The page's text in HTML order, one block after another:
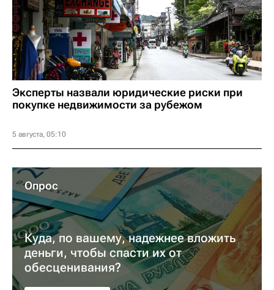
Эксперты назвали юридические риски при
покупке недвижимости за рубежом
5 августа, 05:10
Опрос
Куда, по вашему, надежнее вложить
деньги, чтобы спасти их от
обесценивания?